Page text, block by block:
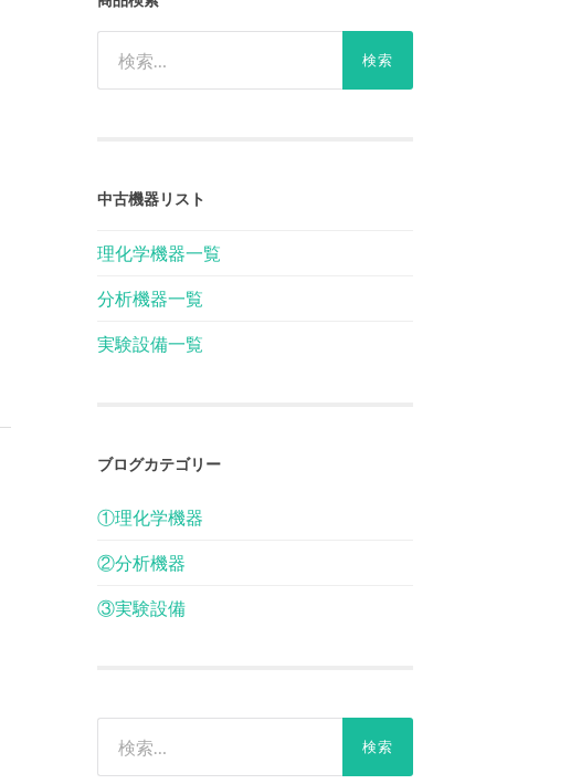
中古機器リスト
理化学機器一覧
分析機器一覧
実験設備一覧
ブログカテゴリー
①理化学機器
②分析機器
③実験設備